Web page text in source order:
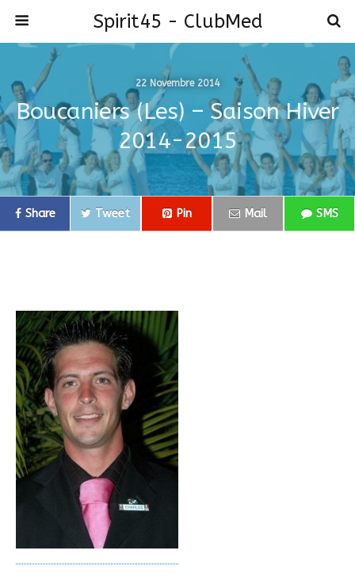
Spirit45 - ClubMed
22 Novembre 2014
Boucaniers (les) – Saison Hiver
2014-2015
Share Tweet Pin Mail SMS